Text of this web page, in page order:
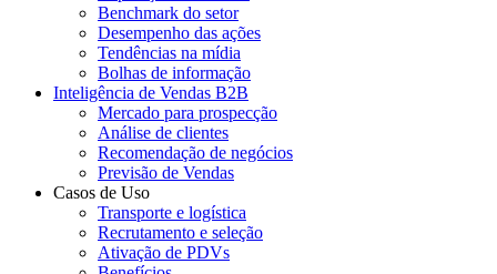
Benchmark do setor
Desempenho das ações
Tendências na mídia
Bolhas de informação
Inteligência de Vendas B2B
Mercado para prospecção
Análise de clientes
Recomendação de negócios
Previsão de Vendas
Casos de Uso
Transporte e logística
Recrutamento e seleção
Ativação de PDVs